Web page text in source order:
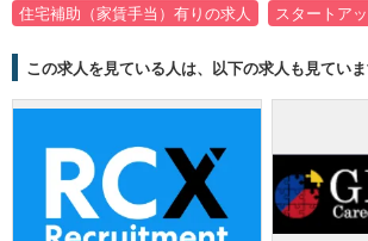
住宅補助（家賃手当）有りの求人
スタートア
この求人を見ている人は、以下の求人も見てい